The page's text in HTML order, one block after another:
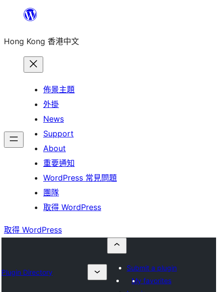
主
Hong Kong 香港中文
佈景主題
外掛
News
Support
About
重要通知
WordPress 常見問題
團隊
取得 WordPress
取得 WordPress
Plugin Directory
Submit a plugin
My favorites